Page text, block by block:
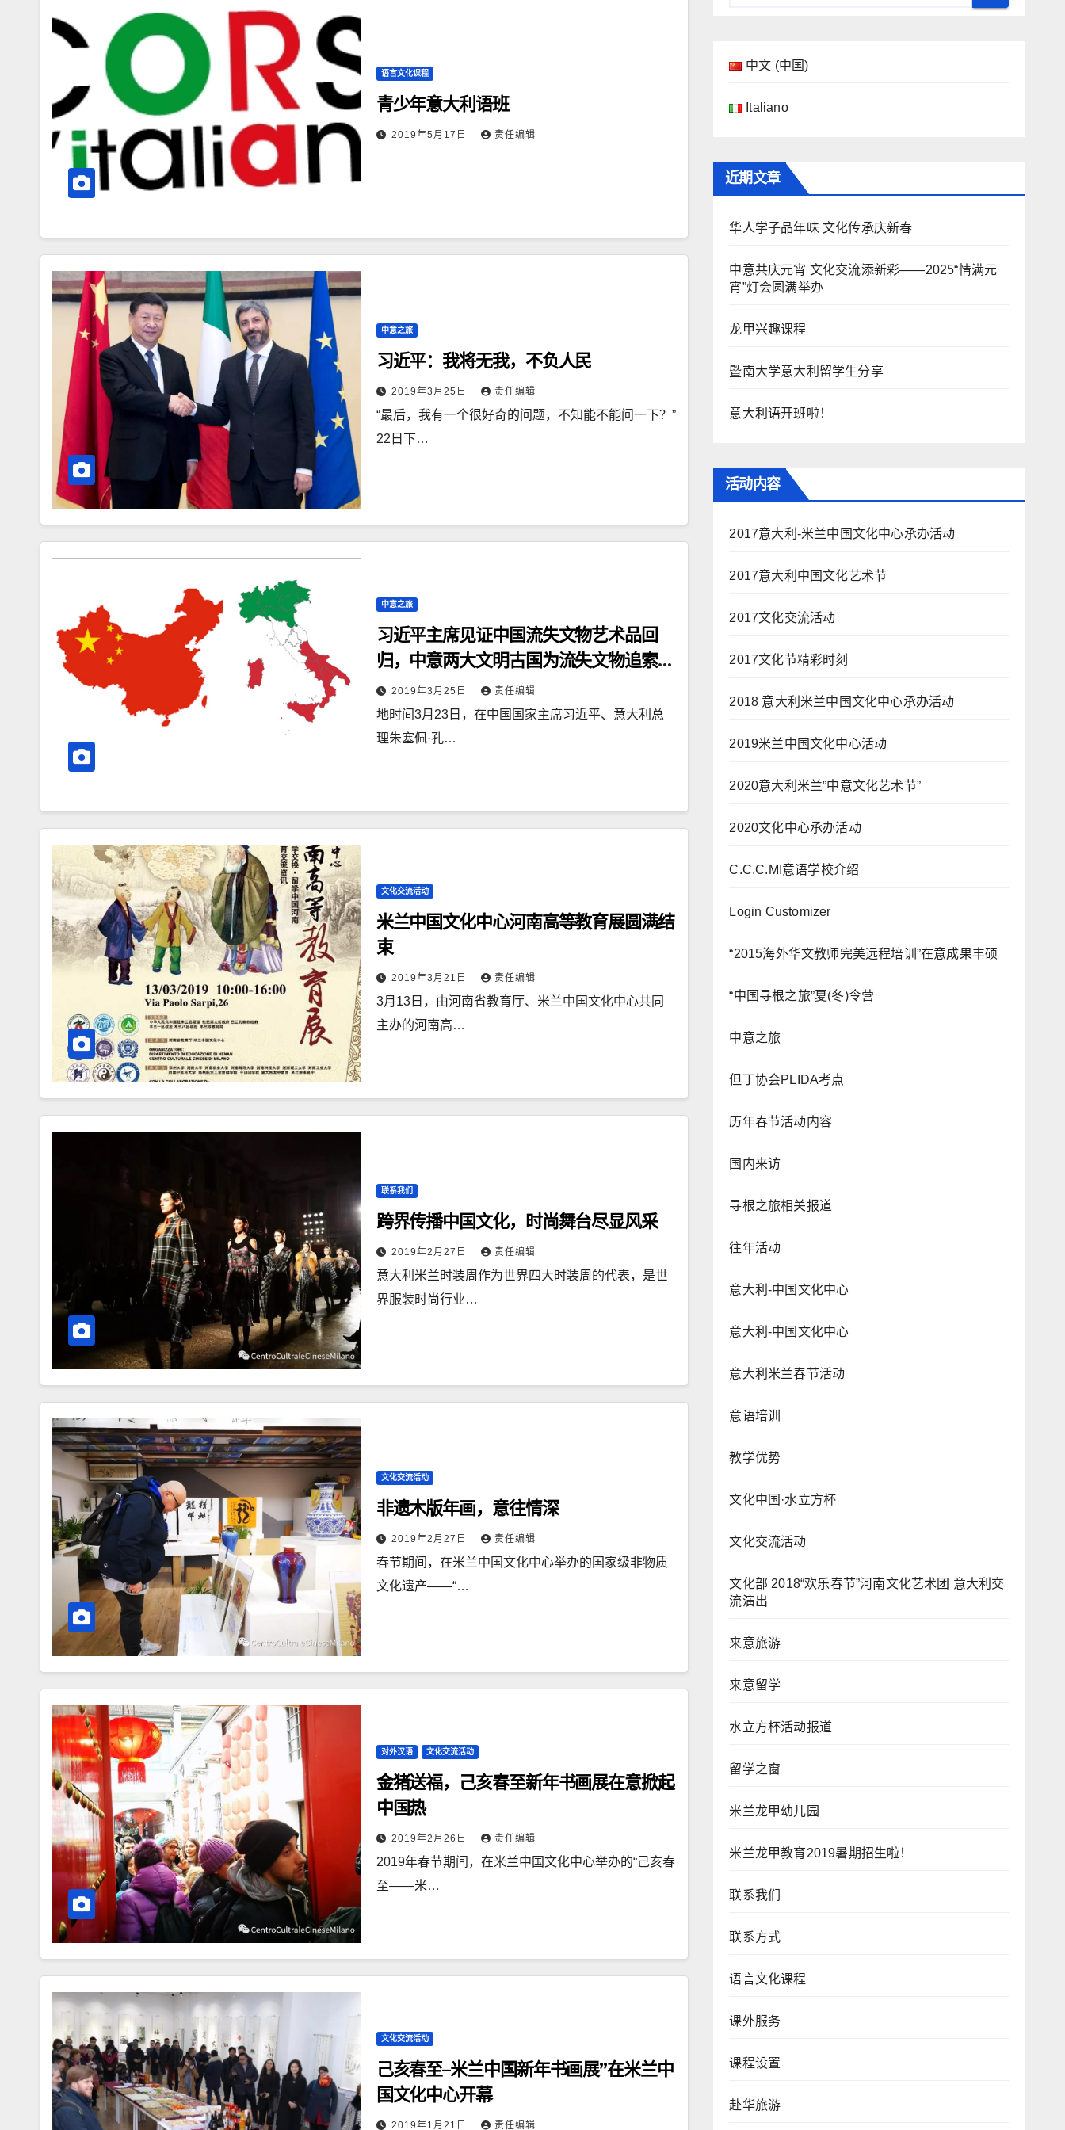
语言文化课程
青少年意大利语班
2019年5月17日 责任编辑
中意之旅
习近平：我将无我，不负人民
2019年3月25日 责任编辑
“最后，我有一个很好奇的问题，不知能不能问一下？”
22日下…
中意之旅
习近平主席见证中国流失文物艺术品回
归，中意两大文明古国为流失文物追索返
还国际合作贡献新范例
2019年3月25日 责任编辑
地时间3月23日，在中国国家主席习近平、意大利总
理朱塞佩·孔…
文化交流活动
米兰中国文化中心河南高等教育展圆满结
束
2019年3月21日 责任编辑
3月13日，由河南省教育厅、米兰中国文化中心共同
主办的河南高…
联系我们
跨界传播中国文化，时尚舞台尽显风采
2019年2月27日 责任编辑
意大利米兰时装周作为世界四大时装周的代表，是世
界服装时尚行业…
文化交流活动
非遗木版年画，意往情深
2019年2月27日 责任编辑
春节期间，在米兰中国文化中心举办的国家级非物质
文化遗产——“…
对外汉语 文化交流活动
金猪送福，己亥春至新年书画展在意掀起
中国热
2019年2月26日 责任编辑
2019年春节期间，在米兰中国文化中心举办的“己亥春
至——米…
文化交流活动
己亥春至–米兰中国新年书画展”在米兰中
国文化中心开幕
2019年1月21日 责任编辑
中文 (中国)
Italiano
近期文章
华人学子品年味 文化传承庆新春
中意共庆元宵 文化交流添新彩——2025“情满元
宵”灯会圆满举办
龙甲兴趣课程
暨南大学意大利留学生分享
意大利语开班啦！
活动内容
2017意大利-米兰中国文化中心承办活动
2017意大利中国文化艺术节
2017文化交流活动
2017文化节精彩时刻
2018 意大利米兰中国文化中心承办活动
2019米兰中国文化中心活动
2020意大利米兰”中意文化艺术节”
2020文化中心承办活动
C.C.C.MI意语学校介绍
Login Customizer
“2015海外华文教师完美远程培训”在意成果丰硕
“中国寻根之旅”夏(冬)令营
中意之旅
但丁协会PLIDA考点
历年春节活动内容
国内来访
寻根之旅相关报道
往年活动
意大利-中国文化中心
意大利-中国文化中心
意大利米兰春节活动
意语培训
教学优势
文化中国·水立方杯
文化交流活动
文化部 2018“欢乐春节”河南文化艺术团 意大利交
流演出
来意旅游
来意留学
水立方杯活动报道
留学之窗
米兰龙甲幼儿园
米兰龙甲教育2019暑期招生啦！
联系我们
联系方式
语言文化课程
课外服务
课程设置
赴华旅游